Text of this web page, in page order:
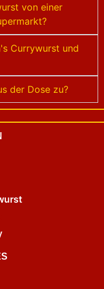
von einer
Currywurst und
der Dose zu?